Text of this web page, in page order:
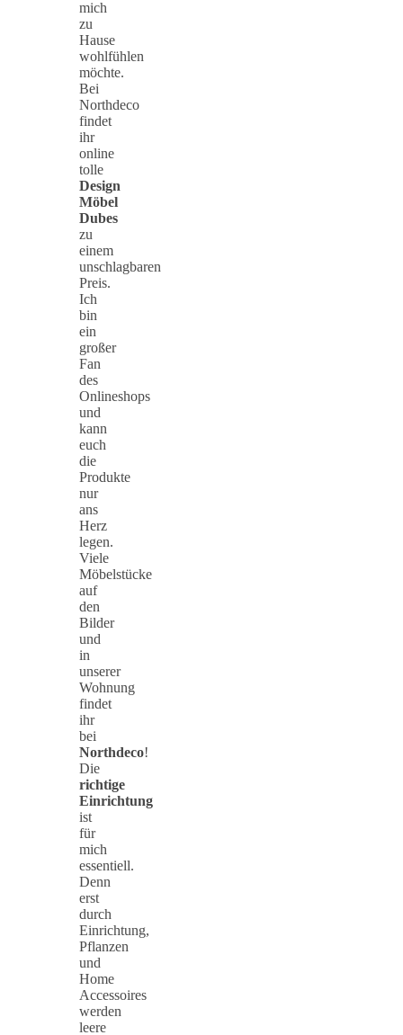
mich
zu
Hause
wohlfühlen
möchte.
Bei
Northdeco
findet
ihr
online
tolle
Design
Möbel
Dubes
zu
einem
unschlagbaren
Preis.
Ich
bin
ein
großer
Fan
des
Onlineshops
und
kann
euch
die
Produkte
nur
ans
Herz
legen.
Viele
Möbelstücke
auf
den
Bilder
und
in
unserer
Wohnung
findet
ihr
bei
Northdeco!
Die
richtige
Einrichtung
ist
für
mich
essentiell.
Denn
erst
durch
Einrichtung,
Pflanzen
und
Home
Accessoires
werden
leere